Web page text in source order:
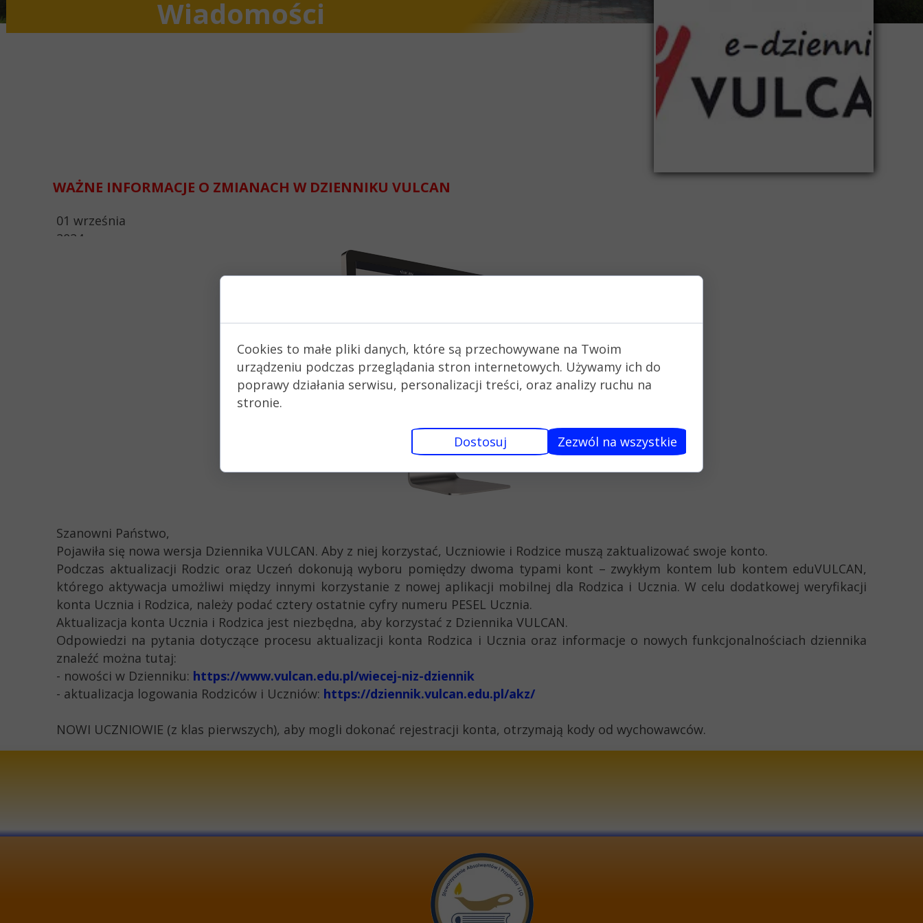
Wiadomości
01 września
2024
WAŻNE INFORMACJE O ZMIANACH W DZIENNIKU VULCAN
Szanowni Państwo,
Pojawiła się nowa wersja Dziennika VULCAN. Aby z niej korzystać, Uczniowie i Rodzice muszą zaktualizować swoje konto.
Podczas aktualizacji Rodzic oraz Uczeń dokonują wyboru pomiędzy dwoma typami kont – zwykłym kontem lub kontem eduVULCAN,
którego aktywacja umożliwi między innymi korzystanie z nowej aplikacji mobilnej dla Rodzica i Ucznia. W celu dodatkowej weryfikacji
konta Ucznia i Rodzica, należy podać cztery ostatnie cyfry numeru PESEL Ucznia.
Aktualizacja konta Ucznia i Rodzica jest niezbędna, aby korzystać z Dziennika VULCAN.
Odpowiedzi na pytania dotyczące procesu aktualizacji konta Rodzica i Ucznia oraz informacje o nowych funkcjonalnościach dziennika
znaleźć można tutaj:
- nowości w Dzienniku: https://www.vulcan.edu.pl/wiecej-niz-dziennik
- aktualizacja logowania Rodziców i Uczniów: https://dziennik.vulcan.edu.pl/akz/
NOWI UCZNIOWIE (z klas pierwszych), aby mogli dokonać rejestracji konta, otrzymają kody od wychowawców.
Cookies to małe pliki danych, które są przechowywane na Twoim
urządzeniu podczas przeglądania stron internetowych. Używamy ich do
poprawy działania serwisu, personalizacji treści, oraz analizy ruchu na
stronie.
Dostosuj Zezwól na wszystkie